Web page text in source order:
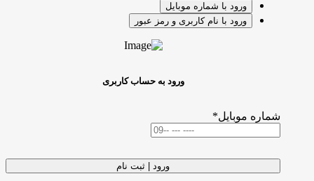
ورود با شماره موبایل
ورود با نام کاربری و رمز عبور
ورود به حساب کاربری
شماره موبایل*
ورود | ثبت نام